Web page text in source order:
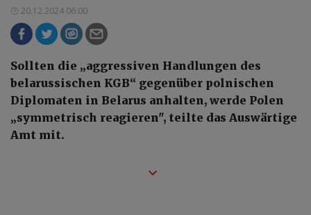
20.12.2024 06:00
Sollten die „aggressiven Handlungen des
belarussischen KGB“ gegenüber polnischen
Diplomaten in Belarus anhalten, werde Polen
„symmetrisch reagieren", teilte das Auswärtige
Amt mit.